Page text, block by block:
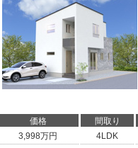
価格 間取り
3,998万円 4LDK